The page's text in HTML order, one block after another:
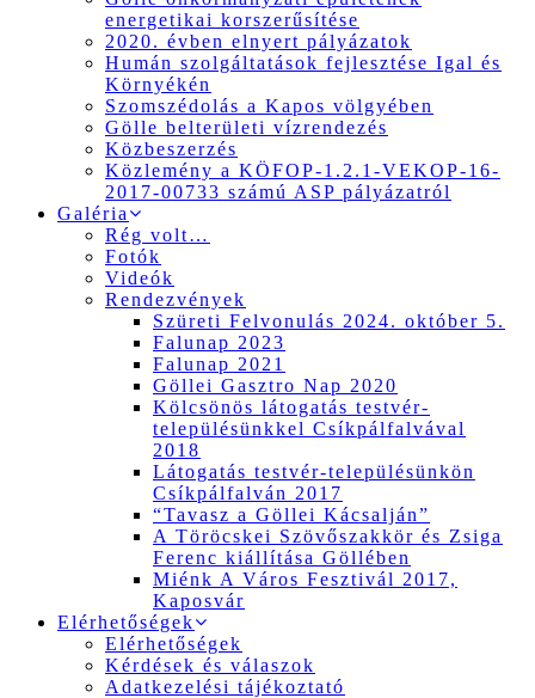
energetikai korszerűsítése
2020. évben elnyert pályázatok
Humán szolgáltatások fejlesztése Igal és
Környékén
Szomszédolás a Kapos völgyében
Gölle belterületi vízrendezés
Közbeszerzés
Közlemény a KÖFOP-1.2.1-VEKOP-16-
2017-00733 számú ASP pályázatról
Galéria
Rég volt…
Fotók
Videók
Rendezvények
Szüreti Felvonulás 2024. október 5.
Falunap 2023
Falunap 2021
Göllei Gasztro Nap 2020
Kölcsönös látogatás testvér-
településünkkel Csíkpálfalvával
2018
Látogatás testvér-településünkön
Csíkpálfalván 2017
“Tavasz a Göllei Kácsalján”
A Töröcskei Szövőszakkör és Zsiga
Ferenc kiállítása Göllében
Miénk A Város Fesztivál 2017,
Kaposvár
Elérhetőségek
Elérhetőségek
Kérdések és válaszok
Adatkezelési tájékoztató